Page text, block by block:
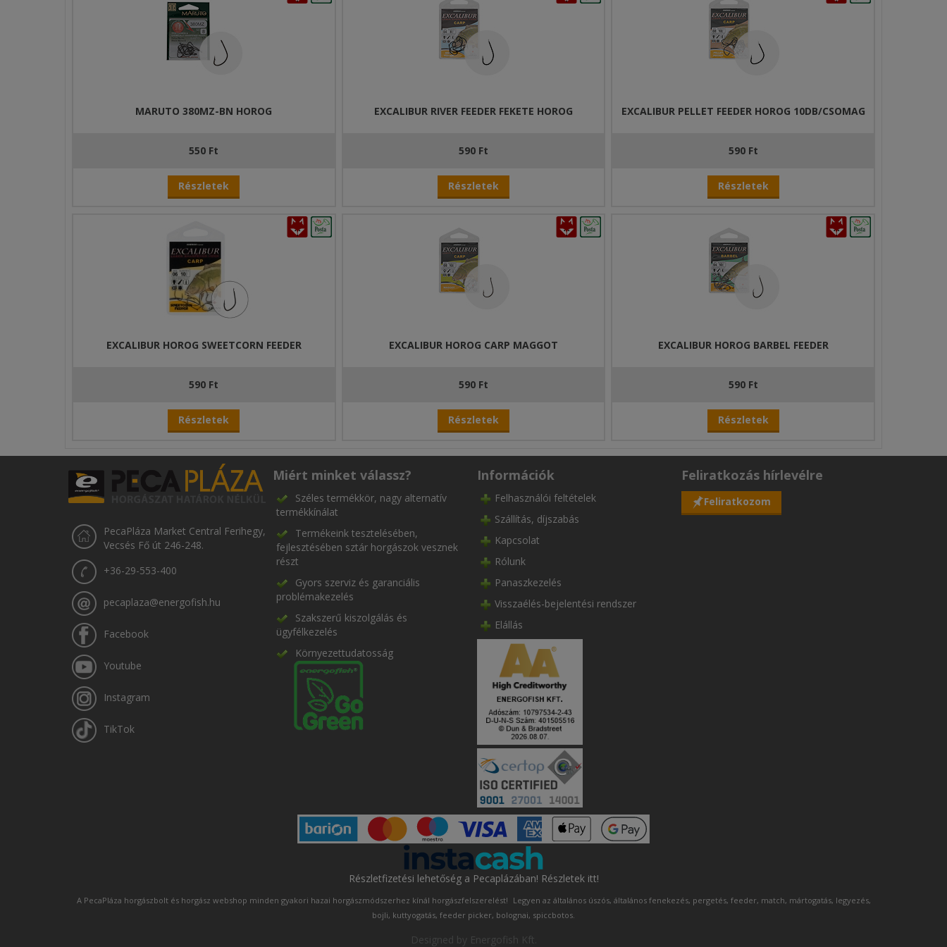
Elsősorban az élő csalival vagy csemegekukoricával történő csalizáshoz érdemes ezt a típust választani.
A Carasio horog azokban a méretekben került kereskedelmi forgalomba, amelyek szóba jöhetnek a finomszerelékes feeder
vagy úszós horgászat során. A nagyobb méretek a nyári, a kisebbek pedig az igazán finom, őszi vagy téli horgászatok során
MARUTO 380MZ-BN HOROG
550 Ft
Részletek
EXCALIBUR RIVER FEEDER FEKETE HOROG
590 Ft
Részletek
EXCALIBUR PELLET FEEDER HOROG 10DB/CSOMAG
590 Ft
Részletek
EXCALIBUR HOROG SWEETCORN FEEDER
590 Ft
Részletek
EXCALIBUR HOROG CARP MAGGOT
590 Ft
Részletek
EXCALIBUR HOROG BARBEL FEEDER
590 Ft
Részletek
PecaPláza Market Central Ferihegy,
Vecsés Fő út 246-248.
+36-29-553-400
pecaplaza@energofish.hu
Facebook
Youtube
Instagram
TikTok
Miért minket válassz?
Széles termékkör, nagy alternatív
termékkínálat
Termékeink tesztelésében,
fejlesztésében sztár horgászok vesznek
részt
Gyors szerviz és garanciális
problémakezelés
Szakszerű kiszolgálás és
ügyfélkezelés
Környezettudatosság
Információk
Felhasználói feltételek
Szállítás, díjszabás
Kapcsolat
Rólunk
Panaszkezelés
Visszaélés-bejelentési rendszer
Elállás
Feliratkozás hírlevélre
Feliratkozom
Részletfizetési lehetőség a Pecaplázában! Részletek itt!
A PecaPláza horgászbolt és horgász webshop minden gyakori hazai horgászmódszerhez kínál horgászfelszerelést! Legyen az általános úszós, általános fenekezés, pergetés, feeder, match, mártogatás, legyezés,
bojli, kuttyogatás, feeder picker, bolognai, spiccbotos.
Designed by Energofish Kft